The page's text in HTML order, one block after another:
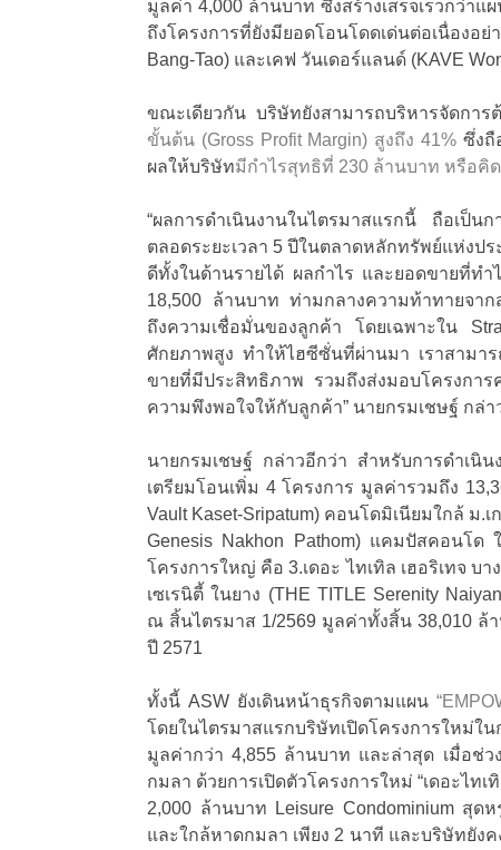
มูลค่า 4,000 ล้านบาท ซึ่งสร้างเสร็จเร็วกว่า
ถึงโครงการที่ยังมียอดโอนโดดเด่นต่อเนื่องอย่า
Bang-Tao) และเคฟ วันเดอร์แลนด์ (KAVE
ขณะเดียวกัน บริษัทยังสามารถบริหารจัดกา
ขั้นต้น (Gross Profit Margin) สูงถึง 41%ซึ่งถื
ผลให้บริษัทมีกำไรสุทธิที่ 230 ล้านบาท หรือคิด
“ผลการดำเนินงานในไตรมาสแรกนี้ ถือเป็
ตลอดระยะเวลา 5 ปีในตลาดหลักทรัพย์แห่งปร
ดีทั้งในด้านรายได้ ผลกำไร และยอดขายที่ท
18,500 ล้านบาท ท่ามกลางความท้าทายจา
ถึงความเชื่อมั่นของลูกค้า โดยเฉพาะใน
ศักยภาพสูง ทำให้ไฮซีซั่นที่ผ่านมา เราสามา
ขายที่มีประสิทธิภาพ รวมถึงส่งมอบโครงกา
ความพึงพอใจให้กับลูกค้า” นายกรมเชษฐ์ กล่า
นายกรมเชษฐ์ กล่าวอีกว่า สำหรับการดำเนิ
เตรียมโอนเพิ่ม 4 โครงการ มูลค่ารวมถึง
Vault Kaset-Sripatum) คอนโดมิเนียมใกล้ ม.
Genesis Nakhon Pathom) แคมปัสคอนโ
โครงการใหญ่ คือ 3.เดอะ ไทเทิล เฮอริเทจ บา
เซเรนิตี้ ในยาง (THE TITLE Serenity
ณ สิ้นไตรมาส 1/2569 มูลค่าทั้งสิ้น 38,010 ล้
ปี 2571
ทั้งนี้ ASW ยังเดินหน้าธุรกิจตามแผน
โดยในไตรมาสแรกบริษัทเปิดโครงการใหม่ใ
มูลค่ากว่า 4,855 ล้านบาท และล่าสุด เมื่อช่ว
กมลา ด้วยการเปิดตัวโครงการใหม่ “เดอะไท
2,000 ล้านบาท Leisure Condominium สุดห
และใกล้หาดกมลา เพียง 2 นาที และบริษัทยัง